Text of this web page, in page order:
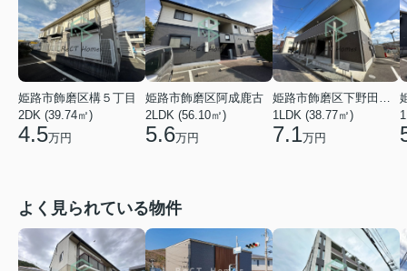
姫路市飾磨区構５丁目
2DK (39.74㎡)
4.5万円
姫路市飾磨区阿成鹿古
2LDK (56.10㎡)
5.6万円
1LDK (38.77㎡)
7.1万円
よく見られている物件